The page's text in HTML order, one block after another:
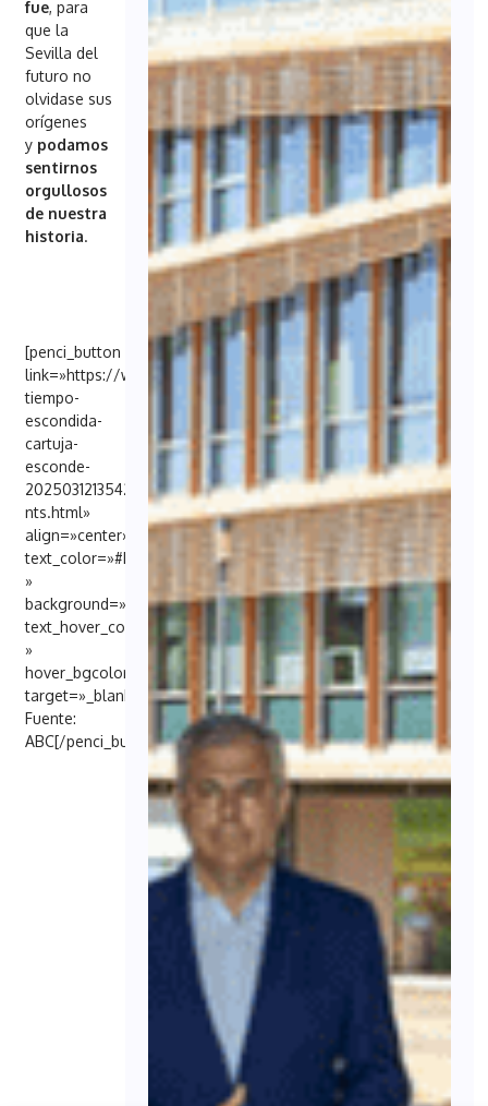
fue, para
que la
Sevilla del
futuro no
olvidase sus
orígenes
y podamos
sentirnos
orgullosos
de nuestra
historia.
[penci_button
link=»https://www.abc.es/sevilla/ciudad/capsula-
tiempo-
escondida-
cartuja-
esconde-
20250312135425-
nts.html»
align=»center»
text_color=»#FFFFFF
»
background=»#6EB48C»
text_hover_color=»#FFFFFF
»
hover_bgcolor=»#000098″
target=»_blank»]
Fuente:
ABC[/penci_button]